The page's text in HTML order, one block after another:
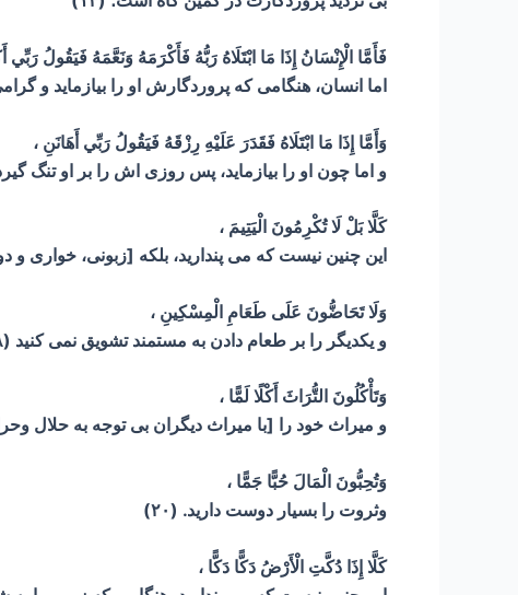
فَأَمَّا الْإِنْسَانُ إِذَا مَا ابْتَلَاهُ رَبُّهُ فَأَكْرَمَهُ وَنَعَّمَهُ فَيَقُولُ رَبِّي
اما انسان، هنگامی که پروردگارش او را بیازماید و
وَأَمَّا إِذَا مَا ابْتَلَاهُ فَقَدَرَ عَلَيْهِ رِزْقَهُ فَيَقُولُ رَبِّي أَهَانَنِ ،
و اما چون او را بیازماید، پس روزی اش را بر او تنگ
كَلَّا بَلْ لَا تُكْرِمُونَ الْيَتِيمَ ،
این چنین نیست که می پندارید، بلکه [زبونی، خواری و
وَلَا تَحَاضُّونَ عَلَى طَعَامِ الْمِسْكِينِ ،
و یکدیگر را بر طعام دادن به مستمند تشویق نمی کنید (۱۸)
وَتَأْكُلُونَ التُّرَاثَ أَكْلًا لَمًّا ،
و میراث خود را [با میراث دیگران بی توجه به حلال
وَتُحِبُّونَ الْمَالَ حُبًّا جَمًّا ،
وثروت را بسیار دوست دارید. (۲۰)
كَلَّا إِذَا دُكَّتِ الْأَرْضُ دَكًّا دَكًّا ،